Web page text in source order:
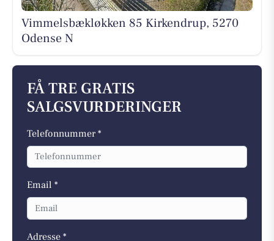
Vimmelsbækløkken 85 Kirkendrup, 5270
Odense N
FÅ TRE GRATIS
SALGSVURDERINGER
Telefonnummer *
Email *
Adresse *